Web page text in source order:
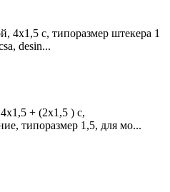
4x1,5 c, типоразмер штекера 1
desin...
+ (2x1,5 ) c,
типоразмер 1,5, для мо...